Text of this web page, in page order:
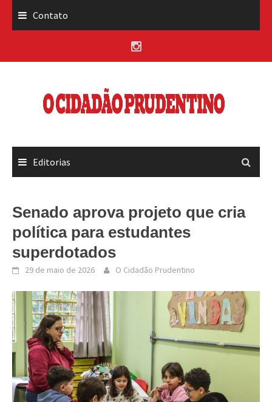
Contato
Editorias
Senado aprova projeto que cria
política para estudantes
superdotados
29 de maio de 2026 O Cidadão Prudentino